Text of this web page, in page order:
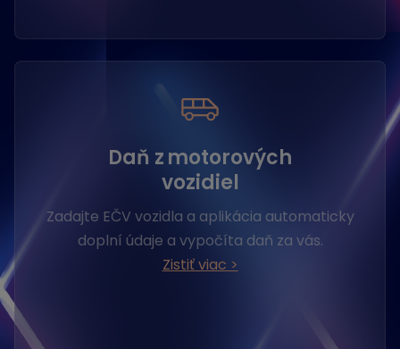
Daň z motorových
vozidiel
Zadajte EČV vozidla a aplikácia automaticky
doplní údaje a vypočíta daň za vás.
Zistiť viac >